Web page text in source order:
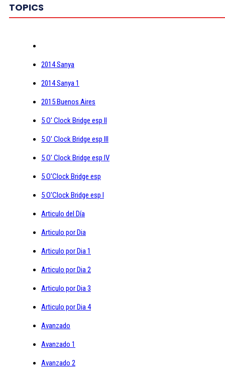
TOPICS
2014 Sanya
2014 Sanya 1
2015 Buenos Aires
5 O' Clock Bridge esp II
5 O' Clock Bridge esp III
5 O' Clock Bridge esp IV
5 O'Clock Bridge esp
5 O'Clock Bridge esp I
Articulo del Día
Articulo por Dia
Articulo por Dia 1
Articulo por Dia 2
Articulo por Dia 3
Articulo por Dia 4
Avanzado
Avanzado 1
Avanzado 2